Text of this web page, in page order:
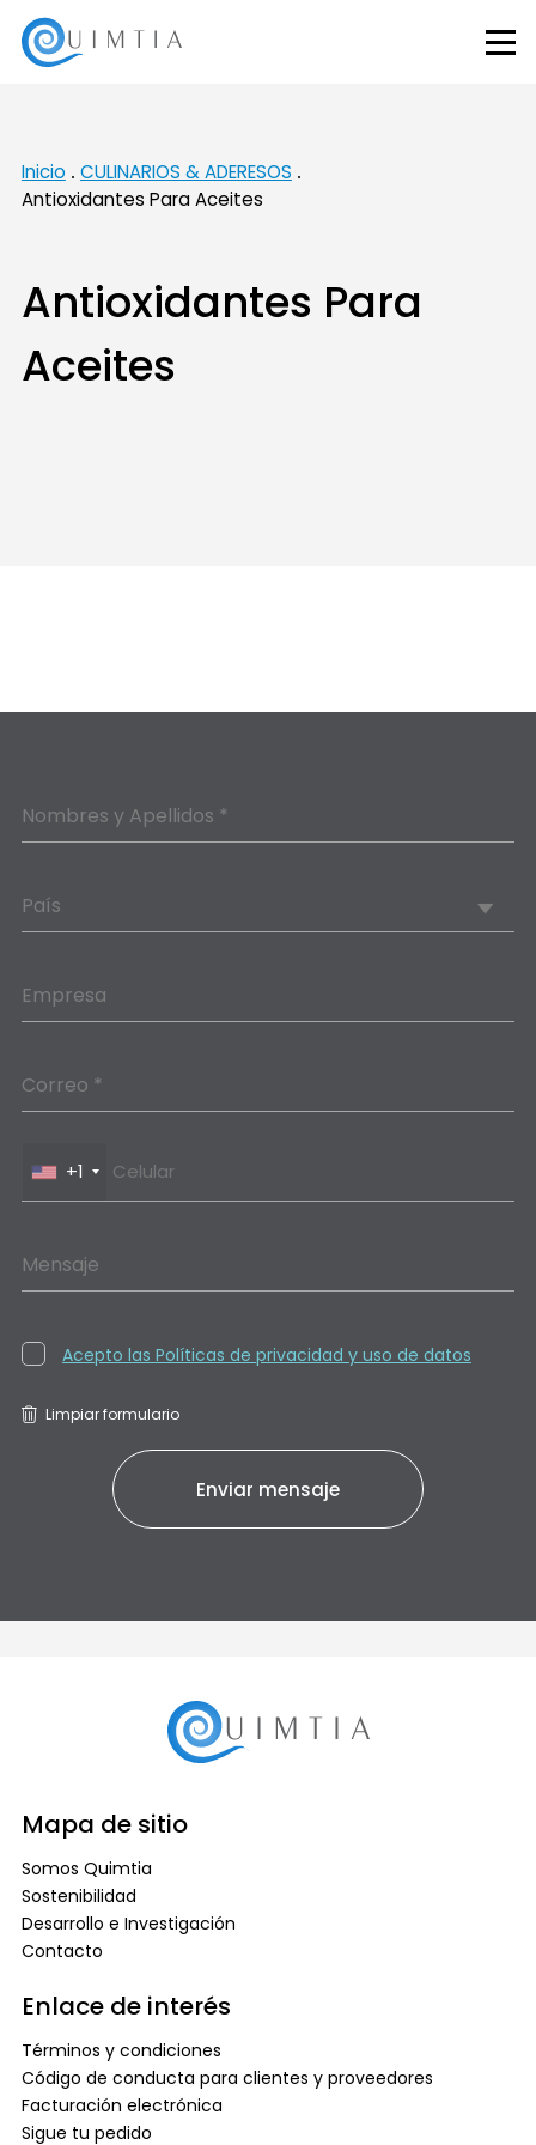
Inicio
CULINARIOS & ADERESOS
Antioxidantes Para Aceites
Antioxidantes Para
Aceites
Nombres y Apellidos *
País
Empresa
Correo *
+1
Mensaje
Acepto las Políticas de privacidad y uso de datos
Limpiar formulario
Mapa de sitio
Somos Quimtia
Sostenibilidad
Desarrollo e Investigación
Contacto
Enlace de interés
Términos y condiciones
Código de conducta para clientes y proveedores
Facturación electrónica
Sigue tu pedido